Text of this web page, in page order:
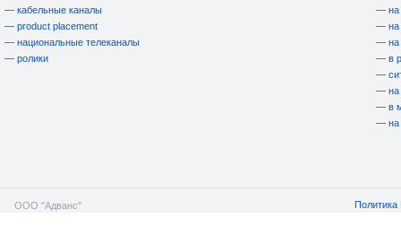
— кабельные каналы
— product placement
— национальные телеканалы
— ролики
— на
— на
— на
— в
—
— на
— в
— на
ООО "Адванс" Политика